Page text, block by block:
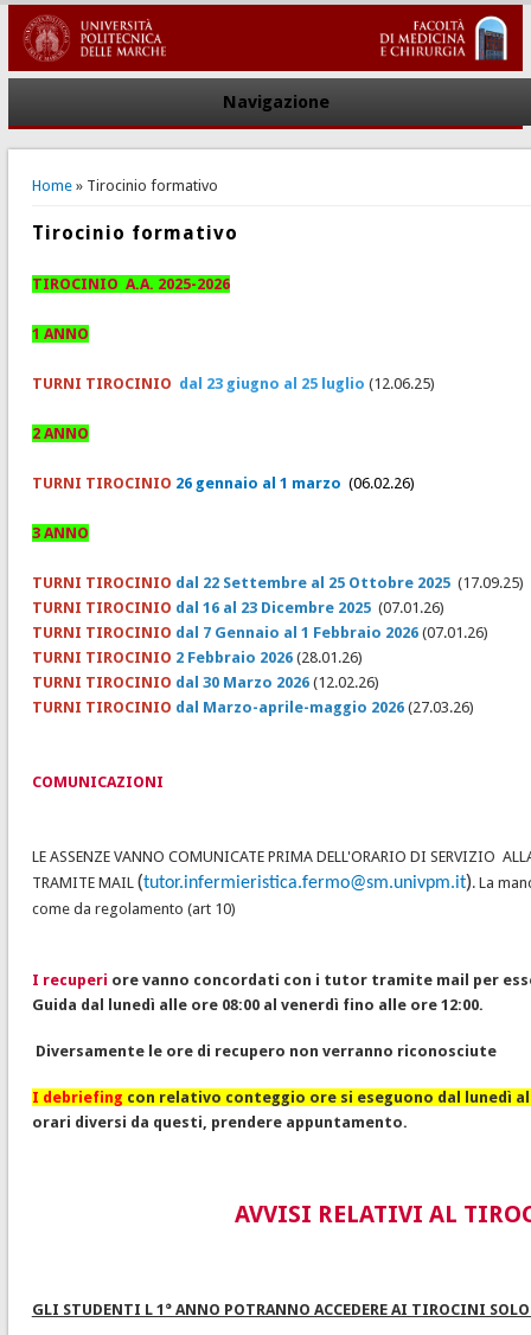
Navigazione
Home» Tirocinio formativo
Tirocinio formativo
TIROCINIO A.A. 2025-2026
1 ANNO
TURNI TIROCINIO dal 23 giugno al 25 luglio (12.06.25)
2 ANNO
TURNI TIROCINIO 26 gennaio al 1 marzo (06.02.26)
3 ANNO
TURNI TIROCINIO dal 22 Settembre al 25 Ottobre 2025 (17.09.25)
TURNI TIROCINIO dal 16 al 23 Dicembre 2025 (07.01.26)
TURNI TIROCINIO dal 7 Gennaio al 1 Febbraio 2026 (07.01.26)
TURNI TIROCINIO 2 Febbraio 2026 (28.01.26)
TURNI TIROCINIO dal 30 Marzo 2026 (12.02.26)
TURNI TIROCINIO dal Marzo-aprile-maggio 2026 (27.03.26)
COMUNICAZIONI
LE ASSENZE VANNO COMUNICATE PRIMA DELL'ORARIO DI SERVIZIO
TRAMITE MAIL (tutor.infermieristica.fermo@sm.univpm.it). La
come da regolamento (art 10)
I recuperi ore vanno concordati con i tutor tramite mail per
Guida dal lunedì alle ore 08:00 al venerdì fino alle ore 12:00.
Diversamente le ore di recupero non verranno riconosciute
I debriefing con relativo conteggio ore si eseguono dal lunedì al
orari diversi da questi, prendere appuntamento.
AVVISI RELATIVI AL
GLI STUDENTI L 1° ANNO POTRANNO ACCEDERE AI TIROCINI SOLO